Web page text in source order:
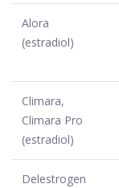
Alora
(estradiol)
Climara,
Climara Pro
(estradiol)
Delestrogen